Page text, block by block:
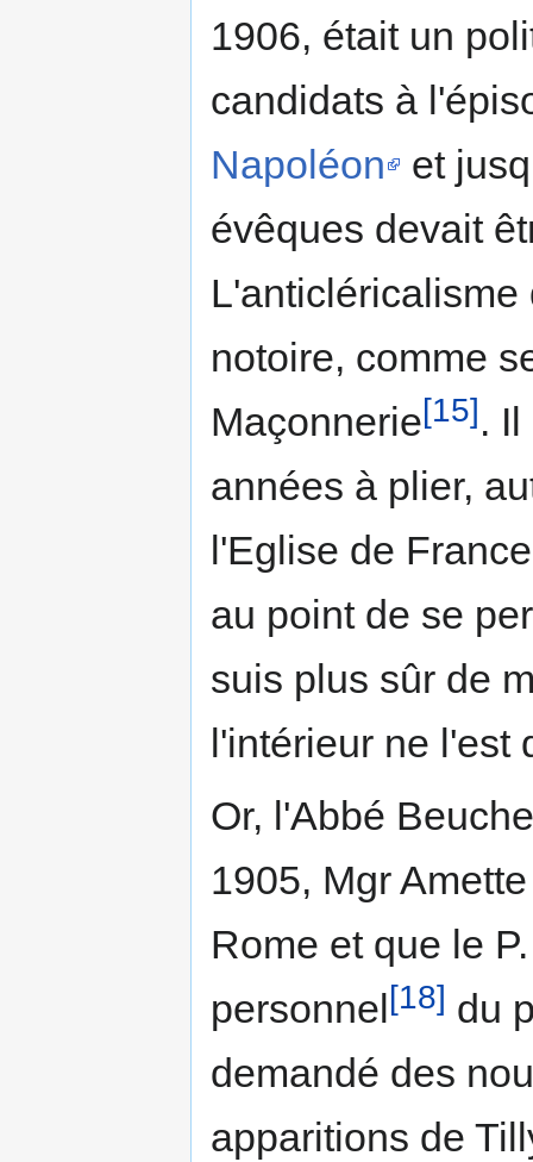
1906, était un
candidats à
Napoléon
et
évêques devait
notoire, comme
Maçonnerie[15].
années à plier,
l'Eglise de
au point de se
suis plus sûr de
l'intérieur ne l'est
Or, l'Abbé
1905, Mgr
Rome et que le
personnel[18] du
demandé des
apparitions de